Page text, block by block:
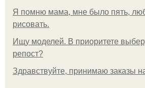
Я помню мама, мне было пять,
рисовать.
Ищу моделей. В приоритете
репост?
Здравствуйте, принимаю заказы